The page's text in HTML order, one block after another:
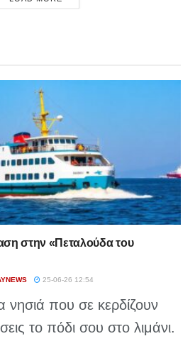
στην «Πεταλούδα του
25-06-26 12:54
που σε κερδίζουν
το πόδι σου στο λιμάνι.